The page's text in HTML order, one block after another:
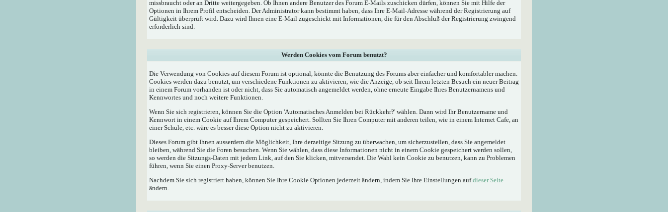
missbraucht oder an Dritte weitergegeben. Ob Ihnen andere Benutzer des Forum E-Mails zuschicken dürfen, können Sie mit Hilfe der
Optionen in Ihrem Profil entscheiden. Der Administrator kann bestimmt haben, dass Ihre E-Mail-Adresse während der Registrierung auf
Gültigkeit überprüft wird. Dazu wird Ihnen eine E-Mail zugeschickt mit Informationen, die für den Abschluß der Registrierung zwingend
erforderlich sind.
Werden Cookies vom Forum benutzt?
Die Verwendung von Cookies auf diesem Forum ist optional, könnte die Benutzung des Forums aber einfacher und komfortabler machen.
Cookies werden dazu benutzt, um verschiedene Funktionen zu aktivieren, wie die Anzeige, ob seit Ihrem letzten Besuch ein neuer Beitrag
in einem Forum vorhanden ist oder nicht, dass Sie automatisch angemeldet werden, ohne erneute Eingabe Ihres Benutzernamens und
Kennwortes und noch weitere Funktionen.
Wenn Sie sich registrieren, können Sie die Option 'Automatisches Anmelden bei Rückkehr?' wählen. Dann wird Ihr Benutzername und
Kennwort in einem Cookie auf Ihrem Computer gespeichert. Sollten Sie Ihren Computer mit anderen teilen, wie in einem Internet Cafe, an
einer Schule, etc. wäre es besser diese Option nicht zu aktivieren.
Dieses Forum gibt Ihnen ausserdem die Möglichkeit, Ihre derzeitige Sitzung zu überwachen, um sicherzustellen, dass Sie angemeldet
bleiben, während Sie die Foren besuchen. Wenn Sie wählen, dass diese Informationen nicht in einem Cookie gespeichert werden sollen,
so werden die Sitzungs-Daten mit jedem Link, auf den Sie klicken, mitversendet. Die Wahl kein Cookie zu benutzen, kann zu Problemen
führen, wenn Sie einen Proxy-Server benutzen.
Nachdem Sie sich registriert haben, können Sie Ihre Cookie Optionen jederzeit ändern, indem Sie Ihre Einstellungen aufdieser Seite
ändern.